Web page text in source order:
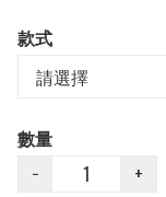
款式
數量
−
+